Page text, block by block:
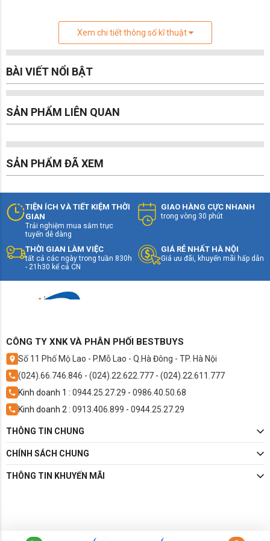
Công nghệ Micro RGB evo không chỉ nâng cao
chất lượng hiển thị mà còn giúp tivi giữ được độ
mỏng ấn tượng. Nhờ đó, sản phẩm dễ dàng hòa
hợp với nhiều phong cách nội thất khác nhau.
Tivi được trang bị chân đế chắc chắn, đảm bảo
độ ổn định khi sử dụng. Ngoài ra, khả năng treo
tường linh hoạt giúp tối ưu không gian và tăng
tính thẩm mỹ cho căn phòng. Tổng thể thiết kế
gian sống.
Công nghệ hình ảnh và âm thanh tiên tiến
Smart Tivi LG 75MRGB86BSA tích hợp nhiều
công nghệ hiện đại nhằm mang lại chất lượng
hình ảnh và âm thanh vượt trội.
Xem chi tiết thông số kĩ thuật
BÀI VIẾT NỔI BẬT
SẢN PHẨM LIÊN QUAN
SẢN PHẨM ĐÃ XEM
TIỆN ÍCH VÀ TIẾT KIỆM THỜI
GIAN
Trải nghiệm mua sắm trực
tuyến dễ dàng
GIAO HÀNG CỰC NHANH
trong vòng 30 phút
THỜI GIAN LÀM VIỆC
tất cả các ngày trong tuần 830h
- 21h30 kể cả CN
GIÁ RẺ NHẤT HÀ NỘI
Giá ưu đãi, khuyến mãi hấp dẫn
CÔNG TY XNK VÀ PHÂN PHỐI BESTBUYS
Số 11 Phố Mộ Lao - P.Mỗ Lao - Q.Hà Đông - TP. Hà Nội
(024).66.746.846 - (024).22.622.777 - (024).22.611.777
Kinh doanh 1 : 0944.25.27.29 - 0986.40.50.68
Kinh doanh 2 : 0913.406.899 - 0944.25.27.29
THÔNG TIN CHUNG
CHÍNH SÁCH CHUNG
THÔNG TIN KHUYẾN MÃI